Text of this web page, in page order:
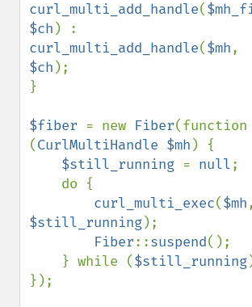
curl_multi_add_handle(
$ch
curl_multi_add_handle($mh
$ch );
}
$fiber = new Fiber(function
(CurlMultiHandle $mh ) {
$still_running = null;
curl_multi_exec($mh
$still_running);
Fiber::suspend();
    } while (
$still_running
});